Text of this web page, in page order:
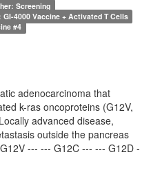
Screening
GI-4000 Vaccine + Activated T Cells
#4
adenocarcinoma that
k-ras oncoproteins (G12V,
advanced disease,
outside the pancreas
--- --- G12C --- --- G12D -